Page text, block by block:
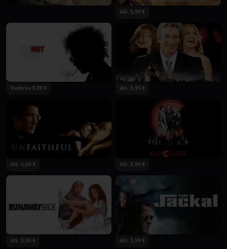
Alk. 3,99 €
Vuokraa 3,99 € Alk. 3,99 €
Alk. 4,49 € Alk. 3,99 €
Alk. 3,99 € Alk. 3,99 €